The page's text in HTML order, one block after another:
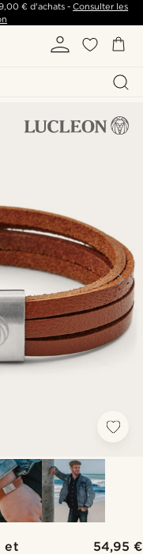
€d'achats -Consulter les
et
54,95 €